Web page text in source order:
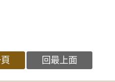
回最上面